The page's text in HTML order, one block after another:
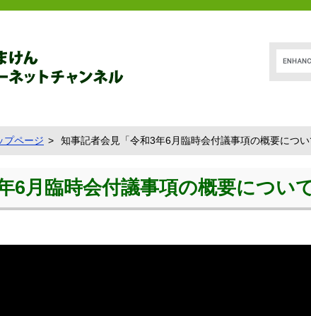
プページ 知事記者会見「令和3年6月臨時会付議事項の概要につ
6月臨時会付議事項の概要につい